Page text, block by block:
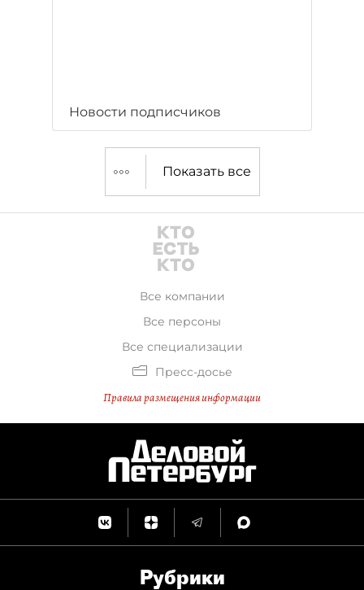
Новости подписчиков
Показать все
Все компании
Все персоны
Все специализации
Пресс-досье
Правила размещения информации
Рубрики